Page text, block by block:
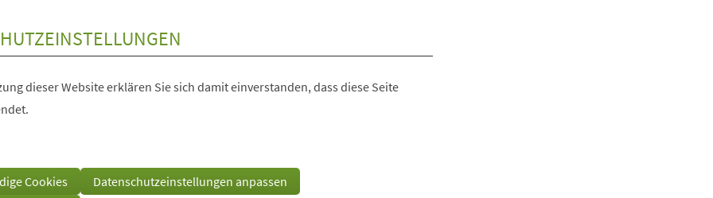
dieser Website erklären Sie sich damit einverstanden, dass diese Seite
Cookies
Datenschutzeinstellungen anpassen